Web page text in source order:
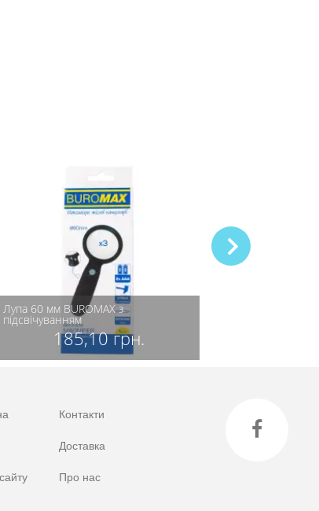
Лупа 60 мм BUROMAX з
підсвічуванням
185,10 грн.
Контакти
Доставка
Про нас